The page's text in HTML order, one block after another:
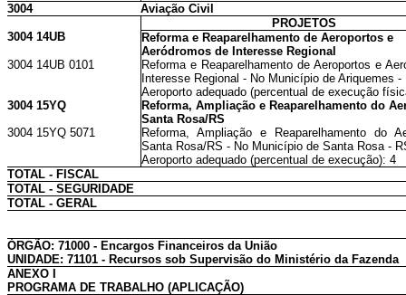
3004
Aviação Civil
PROJETOS
3004 14UB
Reforma e Reaparelhamento de Aeroportos e
Aeródromos de Interesse Regional
3004 14UB 0101
Reforma e Reaparelhamento de Aeroportos e
Interesse Regional - No Município de Ariquemes -
Aeroporto adequado (percentual de execução
3004 15YQ
Reforma, Ampliação e Reaparelhamento do
Santa Rosa/RS
3004 15YQ 5071
Reforma, Ampliação e Reaparelhamento do
Santa Rosa/RS - No Município de Santa Rosa -
Aeroporto adequado (percentual de execução): 4
TOTAL - FISCAL
TOTAL - SEGURIDADE
TOTAL - GERAL
ÓRGÃO: 71000 - Encargos Financeiros da União
UNIDADE: 71101 - Recursos sob Supervisão do Ministério da Fazenda
ANEXO I
PROGRAMA DE TRABALHO (APLICAÇÃO)